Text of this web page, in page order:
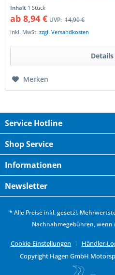
Inhalt 1 Stück
ab 8,94 € UVP: 14,90 €
inkl. MwSt.zzgl. Versandkosten
Details
Merken
Service Hotline
Shop Service
Informationen
Newsletter
* Alle Preise inkl. gesetzl.
Nachnahmegebühren, wenn
Cookie-Einstellungen Händler-
Copyright Hagen GmbH